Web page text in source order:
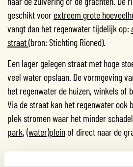
geschikt voor extreem grote
vangt dan het regenwater tijdelijk op:
straat(bron: Stichting Rioned).
Een lager gelegen straat met hoge
veel water opslaan. De vormgeving
het regenwater de huizen, winkels of
Via de straat kan het regenwater ook
plek stromen waar het minder
park, (water)plein of direct naar de